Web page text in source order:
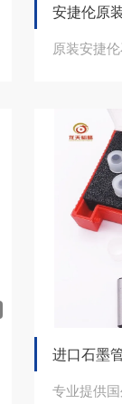
安捷伦原
进口石墨